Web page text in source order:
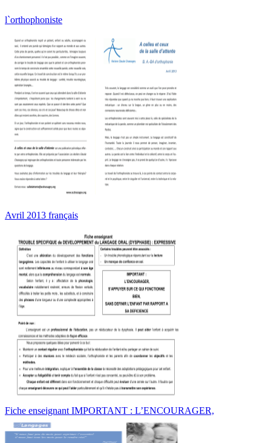
l`orthophoniste
Avril 2013 français
Fiche enseignant IMPORTANT : L’ENCOURAGER,